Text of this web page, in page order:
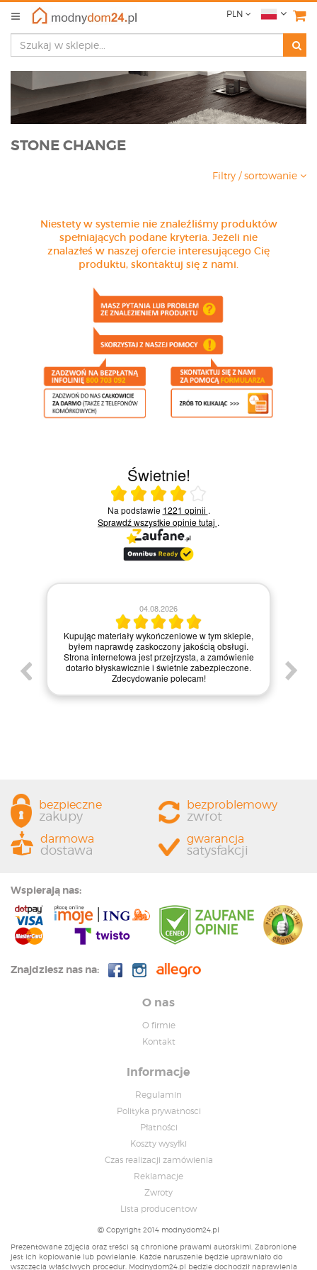
PLN
STONE CHANGE
Filtry / sortowanie
Niestety w systemie nie znaleźliśmy produktów
spełniających podane kryteria. Jeżeli nie
znalazłeś w naszej ofercie interesującego Cię
produktu, skontaktuj się z nami.
Świetnie!
Ocena średnia 4 na 5
Na podstawie 1221 opinii .
Sprawdź wszystkie opinietutaj .
04.08.2026
Kupując materiały wykończeniowe w tym sklepie,
byłem naprawdę zaskoczony jakością obsługi.
Strona internetowa jest przejrzysta, a zamówienie
dotarło błyskawicznie i świetnie zabezpieczone.
Zdecydowanie polecam!
bezpieczne
zakupy
bezproblemowy
zwrot
darmowa
dostawa
gwarancja
satysfakcji
Wspierają nas:
Znajdziesz nas na:
O nas
O firmie
Kontakt
Informacje
Regulamin
Polityka prywatnosci
Płatności
Koszty wysyłki
Czas realizacji zamówienia
Reklamacje
Zwroty
Lista producentow
Copyright 2014 modnydom24.pl
Prezentowane zdjęcia oraz treści są chronione prawami autorskimi. Zabronione
jest ich kopiowanie lub powielanie. Każde naruszenie będzie uprawniało do
wszczęcia właściwych procedur. Modnydom24.pl będzie dochodził naprawienia